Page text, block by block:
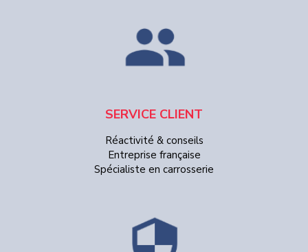
SERVICE CLIENT
Réactivité & conseils
Entreprise française
Spécialiste en carrosserie